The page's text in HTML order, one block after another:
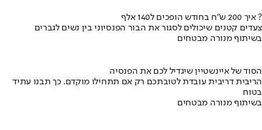
איך 200 ש"ח בחודש הופכים ל140 אלף ?
צעדים קטנים שיכולים לסגור את הבור הפנסיוני בין נשים לגברים
בשיתוף מנורה מבטחים
הסוד של איינשטיין שיגדיל לכם את הפנסיה
הריבית דריבית עובדת לטובתכם רק אם תתחילו מוקדם. כך תבנו עתיד
בטוח
בשיתוף מנורה מבטחים